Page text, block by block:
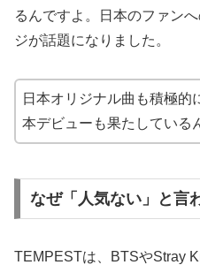
るんですよ。日本のファン
ジが話題になりました。
日本オリジナル曲も積極的
本デビューも果たしている
なぜ「人気ない」と言
TEMPESTは、BTSやStray